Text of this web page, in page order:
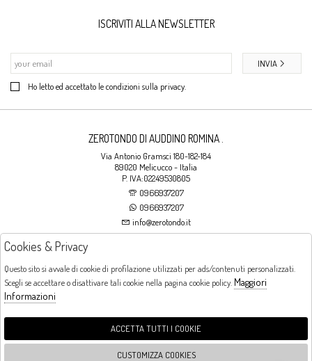
ISCRIVITI ALLA NEWSLETTER
Ho letto ed accettato le condizioni sulla privacy.
INVIA
ZEROTONDO DI AUDDINO ROMINA .
Via Antonio Gramsci 180-182-184
89020 Melicucco - Italia
P. IVA:02249530805
0966937207
0966937207
info@zerotondo.it
Orari di apertura
LUNEDI: CHIUSO LA MATTINA - DALLE 16:00 ALLE 20:00 DAL MARTEDI AL
Cookies & Privacy
Questo sito si avvale di cookie di profilazione utilizzati per ads/contenuti personalizzati.
Scegli se accettare o disattivare tali cookie nella pagina cookie policy. Maggiori
Informazioni
ACCETTA TUTTI I COOKIE
CUSTOMIZZA COOKIES